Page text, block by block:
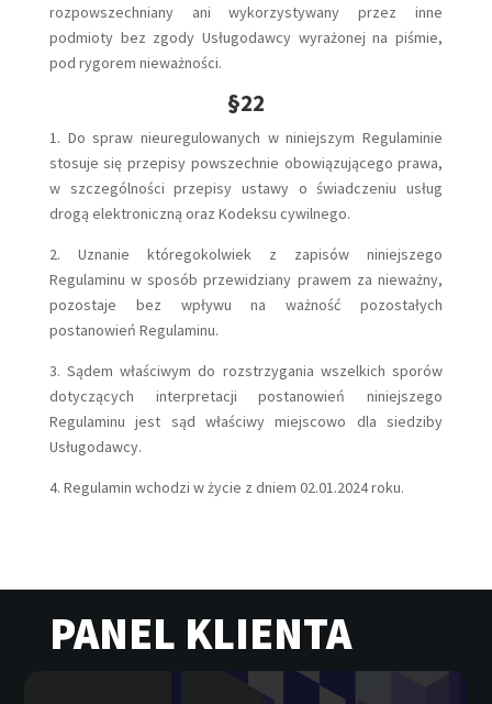
rozpowszechniany ani wykorzystywany przez inne
podmioty bez zgody Usługodawcy wyrażonej na piśmie,
pod rygorem nieważności.
§22
1. Do spraw nieuregulowanych w niniejszym Regulaminie
stosuje się przepisy powszechnie obowiązującego prawa,
w szczególności przepisy ustawy o świadczeniu usług
drogą elektroniczną oraz Kodeksu cywilnego.
2. Uznanie któregokolwiek z zapisów niniejszego
Regulaminu w sposób przewidziany prawem za nieważny,
pozostaje bez wpływu na ważność pozostałych
postanowień Regulaminu.
3. Sądem właściwym do rozstrzygania wszelkich sporów
dotyczących interpretacji postanowień niniejszego
Regulaminu jest sąd właściwy miejscowo dla siedziby
Usługodawcy.
4. Regulamin wchodzi w życie z dniem 02.01.2024 roku.
PANEL KLIENTA